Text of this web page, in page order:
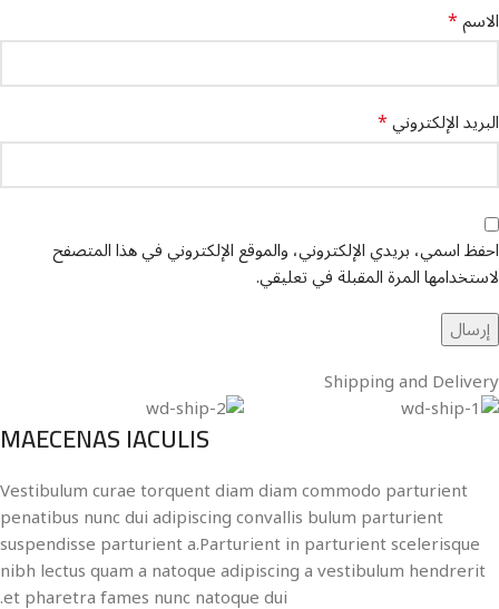
الاسم*
البريد الإلكتروني*
احفظ اسمي، بريدي الإلكتروني، والموقع الإلكتروني في هذا المتصفح
لاستخدامها المرة المقبلة في تعليقي.
Shipping and Delivery
MAECENAS IACULIS
Vestibulum curae torquent diam diam commodo parturient
penatibus nunc dui adipiscing convallis bulum parturient
suspendisse parturient a.Parturient in parturient scelerisque
nibh lectus quam a natoque adipiscing a vestibulum hendrerit
et pharetra fames nunc natoque dui.